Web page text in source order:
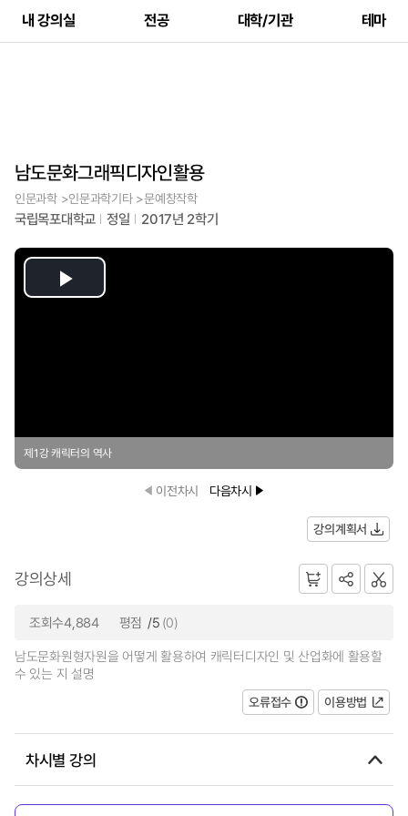
내 강의실 전공 대학/기관 테마
남도문화그래픽디자인활용
인문과학 >인문과학기타 >문예창작학
국립목포대학교 정일 2017년 2학기
Play
제1강 캐릭터의 역사
이전차시 다음차시
강의계획서
강의상세
조회수4,884 평점 /5 (0)
남도문화원형자원을 어떻게 활용하여 캐릭터디자인 및 산업화에 활용할
수 있는 지 설명
오류접수
이용방법
차시별 강의